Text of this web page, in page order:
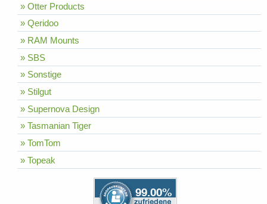
» Otter Products
» Qeridoo
» RAM Mounts
» SBS
» Sonstige
» Stilgut
» Supernova Design
» Tasmanian Tiger
» TomTom
» Topeak